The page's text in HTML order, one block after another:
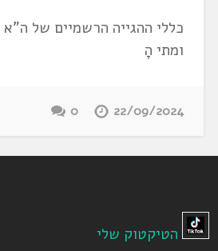
כללי ההגייה הרשמיים של ה"א
ומתי הָ
22/09/2024
0
הטיקטוק שלי